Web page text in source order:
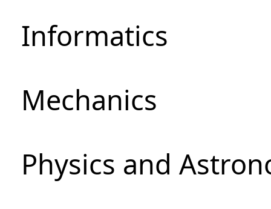
Informatics
Mechanics
Physics and